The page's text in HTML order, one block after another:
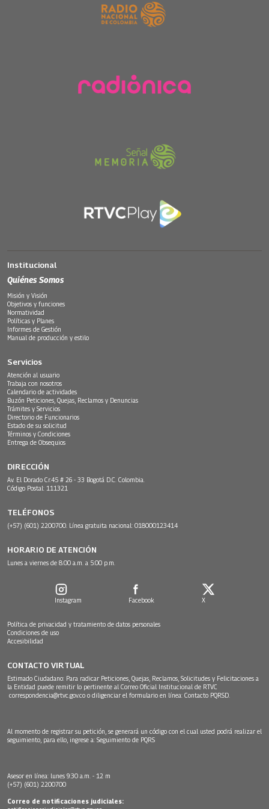
Institucional
Quiénes Somos
Misión y Visión
Objetivos y funciones
Normatividad
Políticas y Planes
Informes de Gestión
Manual de producción y estilo
Servicios
Atención al usuario
Trabaja con nosotros
Calendario de actividades
Buzón Peticiones, Quejas, Reclamos y Denuncias
Trámites y Servicios
Directorio de Funcionarios
Estado de su solicitud
Términos y Condiciones
Entrega de Obsequios
DIRECCIÓN
Av. El Dorado Cr.45 # 26 - 33 Bogotá D.C. Colombia.
Código Postal: 111321
TELÉFONOS
(+57) (601) 2200700. Línea gratuita nacional: 018000123414
HORARIO DE ATENCIÓN
Lunes a viernes de 8:00 a.m. a 5:00 p.m.
Instagram Facebook X
Política de privacidad y tratamiento de datos personales
Condiciones de uso
Accesibilidad
CONTACTO VIRTUAL
Estimado Ciudadano: Para radicar Peticiones, Quejas, Reclamos, Solicitudes y Felicitaciones a
la Entidad puede remitir lo pertinente al Correo Oficial Institucional de RTVC
correspondencia@rtvc.gov.co o diligenciar el formulario en línea: Contacto PQRSD.
Al momento de registrar su petición, se generará un código con el cual usted podrá realizar el
seguimiento, para ello, ingrese a: Seguimiento de PQRS
Asesor en línea: lunes 9:30 a.m. - 12 m
(+57) (601) 2200700
Correo de notificaciones judiciales: